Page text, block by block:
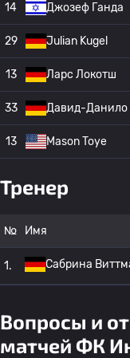
14 Джозеф Ганда
29 Julian Kugel
13 Ларс Локотш
33 Давид-Данило
13 Mason Toye
Тренер
№ Имя
1. Сабрина
Вопросы и
матчей ФК